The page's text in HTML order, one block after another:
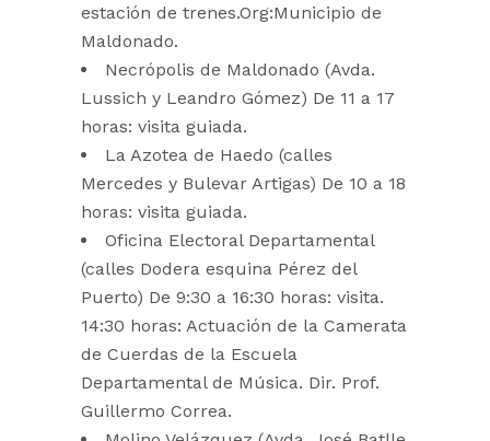
estación de trenes.Org:Municipio de
Maldonado.
Necrópolis de Maldonado (Avda.
Lussich y Leandro Gómez) De 11 a 17
horas: visita guiada.
La Azotea de Haedo (calles
Mercedes y Bulevar Artigas) De 10 a 18
horas: visita guiada.
Oficina Electoral Departamental
(calles Dodera esquina Pérez del
Puerto) De 9:30 a 16:30 horas: visita.
14:30 horas: Actuación de la Camerata
de Cuerdas de la Escuela
Departamental de Música. Dir. Prof.
Guillermo Correa.